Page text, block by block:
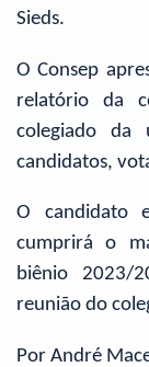
Sieds.
O Consep
relatório da
colegiado da
candidatos,
O candidato
cumprirá o
biênio 2023/
reunião do
Por André